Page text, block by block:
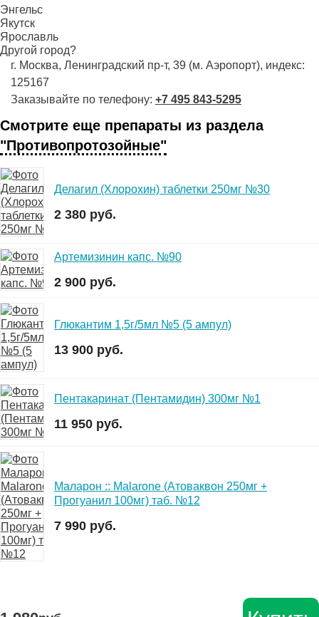
Энгельс
Якутск
Ярославль
Другой город?
г. Москва, Ленинградский пр-т, 39 (м. Аэропорт), индекс:
125167
Заказывайте по телефону: +7 495 843-5295
Смотрите еще препараты из раздела
"Противопротозойные"
Делагил (Хлорохин) таблетки 250мг №30
2 380 руб.
Артемизинин капс. №90
2 900 руб.
Глюкантим 1,5г/5мл №5 (5 ампул)
13 900 руб.
Пентакаринат (Пентамидин) 300мг №1
11 950 руб.
Маларон :: Malarone (Атоваквон 250мг +
Прогуанил 100мг) таб. №12
7 990 руб.